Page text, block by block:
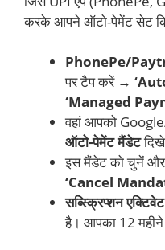
करके आपने ऑटो-पेमेंट सेट
PhonePe/
पर टैप करें →
‘Managed
वहां आपको
ऑटो-पेमेंट मैंडेट
इस मैंडेट को चुनें और
‘Cancel
सब्स्क्रिप्शन
है। आपका 12 महीने